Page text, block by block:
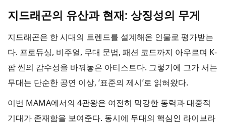
지드래곤의 유산과 현재: 상징성의 무게
지드래곤은 한 시대의 트렌드를 설계해온 인물로 평가받는
다. 프로듀싱, 비주얼, 무대 문법, 패션 코드까지 아우르며 K-
팝 씬의 감수성을 바꿔놓은 아티스트다. 그렇기에 그가 서는
무대는 단순한 공연 이상, ‘표준의 제시’로 읽혀왔다.
이번 MAMA에서의 4관왕은 여전히 막강한 동력과 대중적
기대가 존재함을 보여준다. 동시에 무대의 핵심인 라이브라